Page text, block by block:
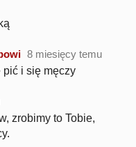
8 miesięcy temu
pić i się męczy
zrobimy to Tobie,